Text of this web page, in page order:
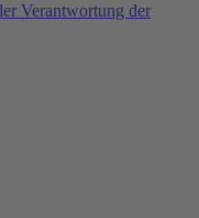
Verantwortung der